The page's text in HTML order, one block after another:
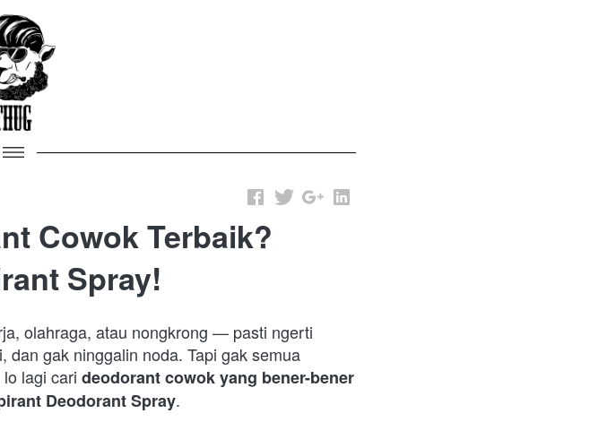
Cowok Terbaik?
Spray!
olahraga, atau nongkrong — pasti ngerti
dan gak ninggalin noda. Tapi gak semua
lagi cari deodorant cowok yang bener-bener
Deodorant Spray.